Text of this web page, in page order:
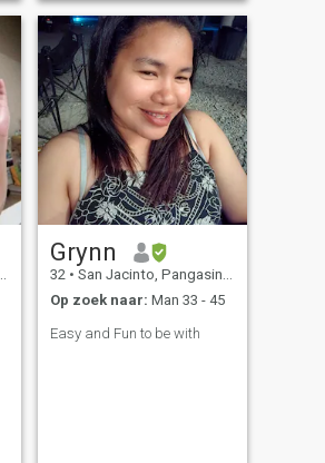
Grynn
32 • San Jacinto, Pangasinan, Filipijnen
Op zoek naar: Man 33 - 45
Easy and Fun to be with